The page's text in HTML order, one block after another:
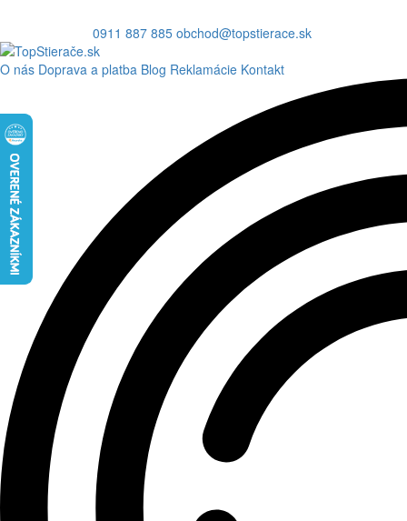
0911 887 885 obchod@topstierace.sk
O nás Doprava a platba Blog Reklamácie Kontakt